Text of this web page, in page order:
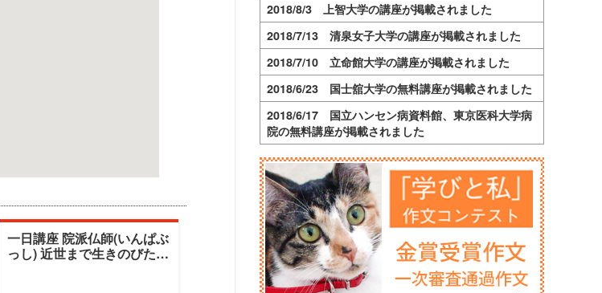
一日講座 院派仏師(いんぱぶ
っし) 近世まで生きのびたも
2018/8/3 上智大学の講座が掲載されました
2018/7/13 清泉女子大学の講座が掲載されました
2018/7/10 立命館大学の講座が掲載されました
2018/6/23 国士舘大学の無料講座が掲載されました
2018/6/17 国立ハンセン病資料館、東京医科大学病
院の無料講座が掲載されました